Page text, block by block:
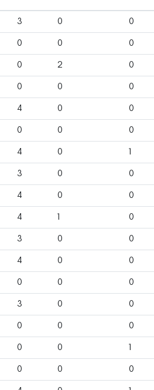
3 0 0
0 0 0
0 2 0
0 0 0
4 0 0
0 0 0
4 0 1
3 0 0
4 0 0
4 1 0
3 0 0
4 0 0
0 0 0
3 0 0
0 0 0
0 0 1
0 0 0